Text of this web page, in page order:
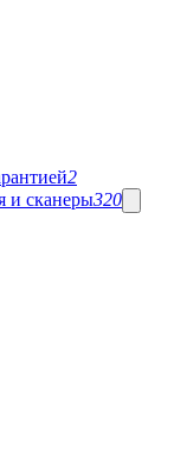
2
и сканеры320